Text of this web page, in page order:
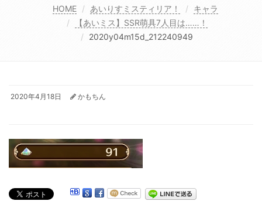
HOME あいりすミスティリア！
キャラ
【あいミス】SSR萌具7人目は……！
2020y04m15d_212240949
2020年4月18日 かもちん